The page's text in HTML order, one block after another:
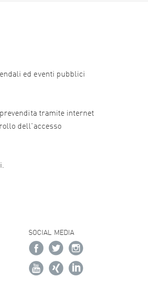
ed eventi pubblici
tramite internet
dell'accesso
SOCIAL MEDIA